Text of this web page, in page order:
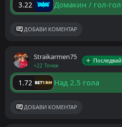
3.22 Домакин / гол-гол
ДОБАВИ КОМЕНТАР
Straikarmen75
+22 Точки
Последвай
1.72 Над 2.5 гола
ДОБАВИ КОМЕНТАР